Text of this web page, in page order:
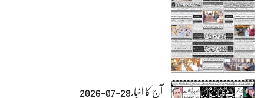
آج کا اخبار29-07-2026